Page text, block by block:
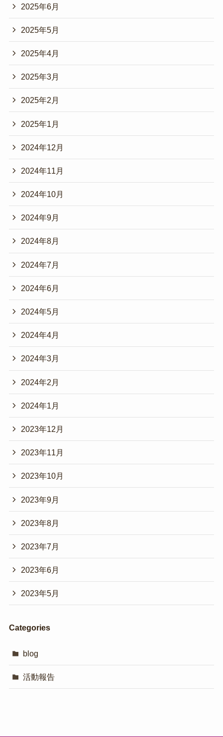
2025年6月
2025年5月
2025年4月
2025年3月
2025年2月
2025年1月
2024年12月
2024年11月
2024年10月
2024年9月
2024年8月
2024年7月
2024年6月
2024年5月
2024年4月
2024年3月
2024年2月
2024年1月
2023年12月
2023年11月
2023年10月
2023年9月
2023年8月
2023年7月
2023年6月
2023年5月
Categories
blog
活動報告